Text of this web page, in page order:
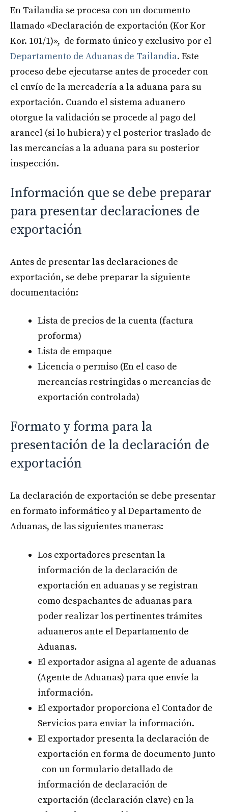
En Tailandia se procesa con un documento
llamado «Declaración de exportación (Kor Kor
Kor. 101/1)», de formato único y exclusivo por el
Departamento de Aduanas de Tailandia. Este
proceso debe ejecutarse antes de proceder con
el envío de la mercadería a la aduana para su
exportación. Cuando el sistema aduanero
otorgue la validación se procede al pago del
arancel (si lo hubiera) y el posterior traslado de
las mercancías a la aduana para su posterior
inspección.
Información que se debe preparar
para presentar declaraciones de
exportación
Antes de presentar las declaraciones de
exportación, se debe preparar la siguiente
documentación:
Lista de precios de la cuenta (factura
proforma)
Lista de empaque
Licencia o permiso (En el caso de
mercancías restringidas o mercancías de
exportación controlada)
Formato y forma para la
presentación de la declaración de
exportación
La declaración de exportación se debe presentar
en formato informático y al Departamento de
Aduanas, de las siguientes maneras:
Los exportadores presentan la
información de la declaración de
exportación en aduanas y se registran
como despachantes de aduanas para
poder realizar los pertinentes trámites
aduaneros ante el Departamento de
Aduanas.
El exportador asigna al agente de aduanas
(Agente de Aduanas) para que envíe la
información.
El exportador proporciona el Contador de
Servicios para enviar la información.
El exportador presenta la declaración de
exportación en forma de documento Junto
con un formulario detallado de
información de declaración de
exportación (declaración clave) en la